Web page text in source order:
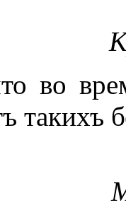
во
такихъ